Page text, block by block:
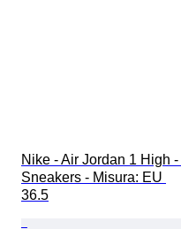
Nike - Air Jordan 1 High -
Sneakers - Misura: EU
36.5